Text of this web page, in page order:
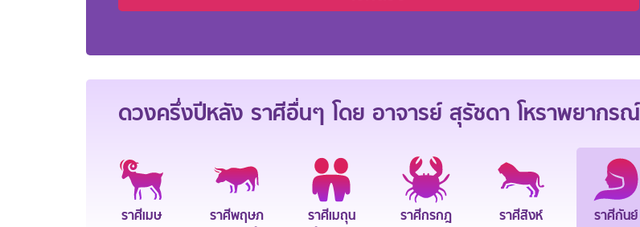
ดวงครึ่งปีหลัง ราศีอื่นๆ โดย อาจารย์ สุรัชดา โหราพยากรณ์
ราศีเมษ ราศีพฤษภ ราศีเมถุน ราศีกรกฎ ราศีสิงห์ ราศีกันย์